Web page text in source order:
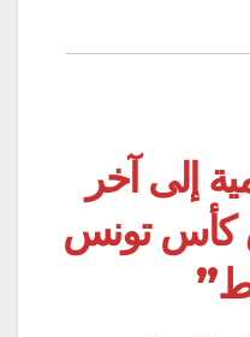
إلى آخر
كأس تونس